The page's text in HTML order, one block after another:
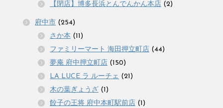
【閉店】博多長浜とんでんかん本店 (2)
府中市 (254)
さか本 (11)
ファミリーマート 海田押立町店 (44)
夢庵 府中押立町店 (150)
LA LUCE ラ ルーチェ (21)
木の葉ぎょうざ (1)
餃子の王将 府中本町駅前店 (1)